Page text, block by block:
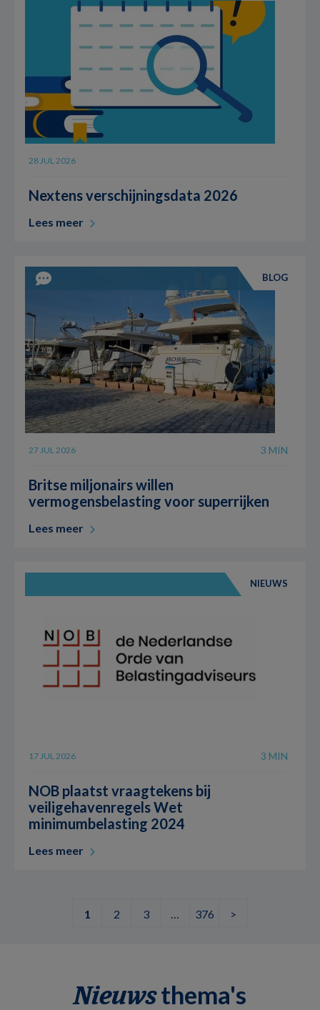
28 JUL 2026
Nextens verschijningsdata 2026
Lees meer
BLOG
27 JUL 2026 3 MIN
Britse miljonairs willen
vermogensbelasting voor superrijken
Lees meer
NIEUWS
17 JUL 2026 3 MIN
NOB plaatst vraagtekens bij
veiligehavenregels Wet
minimumbelasting 2024
Lees meer
1 2 3 … 376 >
Nieuwsthema's